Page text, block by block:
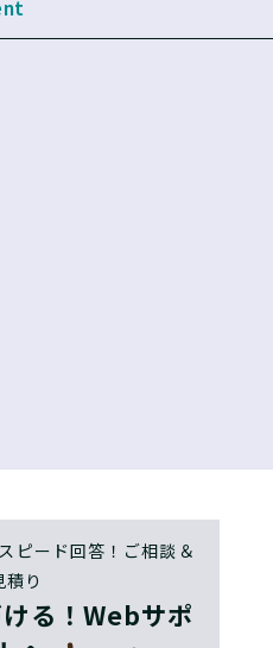
ピード回答！ご相談＆
積り
る！Webサポ